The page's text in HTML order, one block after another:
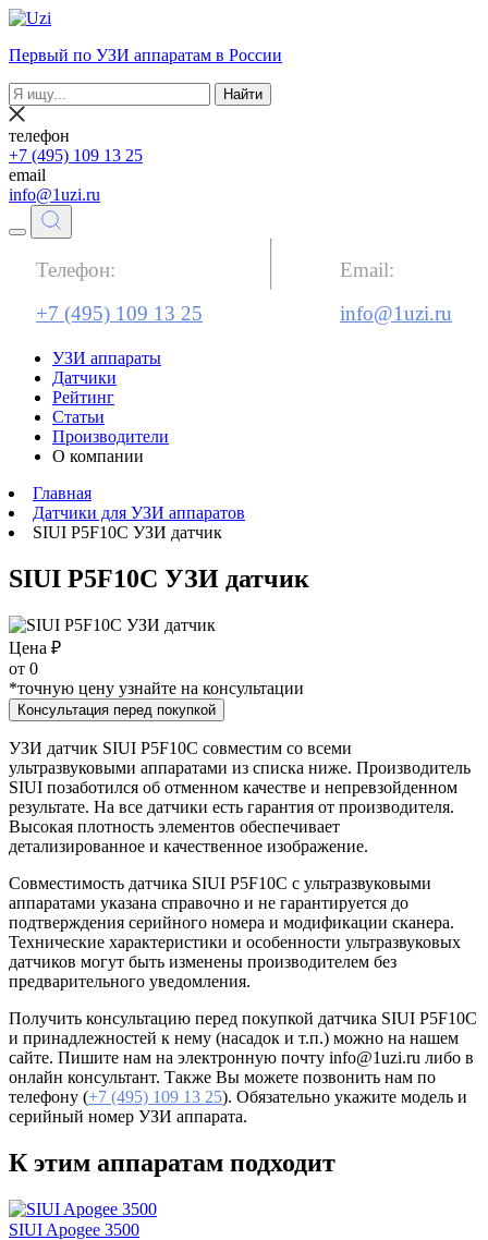
Первый по УЗИ аппаратам в России
Найти
телефон
+7 (495) 109 13 25
email
info@1uzi.ru
Телефон:
+7 (495) 109 13 25
Email:
info@1uzi.ru
УЗИ аппараты
Датчики
Рейтинг
Статьи
Производители
О компании
Главная
Датчики для УЗИ аппаратов
SIUI P5F10C УЗИ датчик
SIUI P5F10C УЗИ датчик
Цена ₽
от 0
*точную цену узнайте на консультации
Консультация перед покупкой
УЗИ датчик SIUI P5F10C совместим со всеми
ультразвуковыми аппаратами из списка ниже. Производитель
SIUI позаботился об отменном качестве и непревзойденном
результате. На все датчики есть гарантия от производителя.
Высокая плотность элементов обеспечивает
детализированное и качественное изображение.
Совместимость датчика SIUI P5F10C с ультразвуковыми
аппаратами указана справочно и не гарантируется до
подтверждения серийного номера и модификации сканера.
Технические характеристики и особенности ультразвуковых
датчиков могут быть изменены производителем без
предварительного уведомления.
Получить консультацию перед покупкой датчика SIUI P5F10C
и принадлежностей к нему (насадок и т.п.) можно на нашем
сайте. Пишите нам на электронную почту info@1uzi.ru либо в
онлайн консультант. Также Вы можете позвонить нам по
телефону (+7 (495) 109 13 25). Обязательно укажите модель и
серийный номер УЗИ аппарата.
К этим аппаратам подходит
SIUI Apogee 3500